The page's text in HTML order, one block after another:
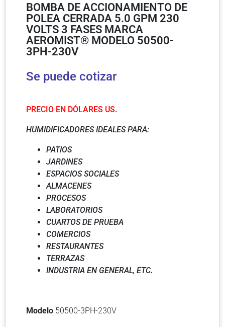
BOMBA DE ACCIONAMIENTO DE
POLEA CERRADA 5.0 GPM 230
VOLTS 3 FASES MARCA
AEROMIST® MODELO 50500-
3PH-230V
Se puede cotizar
PRECIO EN DÓLARES US.
HUMIDIFICADORES IDEALES PARA:
PATIOS
JARDINES
ESPACIOS SOCIALES
ALMACENES
PROCESOS
LABORATORIOS
CUARTOS DE PRUEBA
COMERCIOS
RESTAURANTES
TERRAZAS
INDUSTRIA EN GENERAL, ETC.
Modelo 50500-3PH-230V